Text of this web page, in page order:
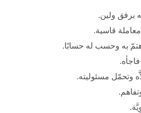
برفق ولين.
قاسية.
اهتمّ به وحسب له حسابًا.
وتحمّل مسئوليته.